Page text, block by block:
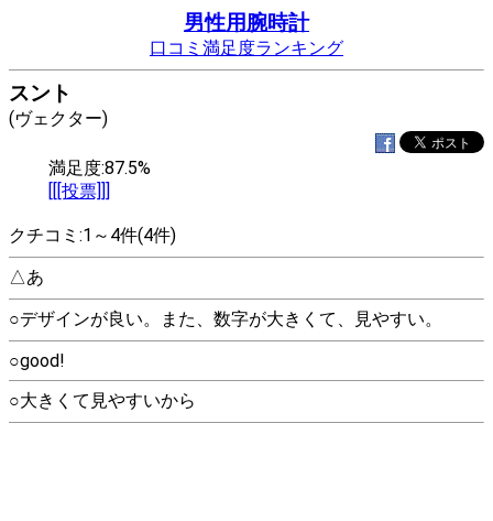
男性用腕時計
口コミ満足度ランキング
スント
(ヴェクター)
満足度:87.5%
[[[投票]]]
クチコミ:1～4件(4件)
△あ
○デザインが良い。また、数字が大きくて、見やすい。
○good!
○大きくて見やすいから